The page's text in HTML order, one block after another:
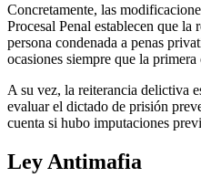
Concretamente, las
Procesal Penal establecen que la
persona condenada a penas
ocasiones siempre que la
A su vez, la reiterancia delictiva
evaluar el dictado de prisión
cuenta si hubo imputaciones
Ley Antimafia